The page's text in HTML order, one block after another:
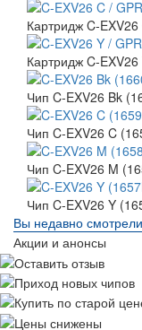
Картридж C-
Картридж C-
Чип C-EXV26 Bk
Чип C-EXV26 C
Чип C-EXV26 M
Чип C-EXV26 Y
Вы недавно смотрели
Акции и анонсы